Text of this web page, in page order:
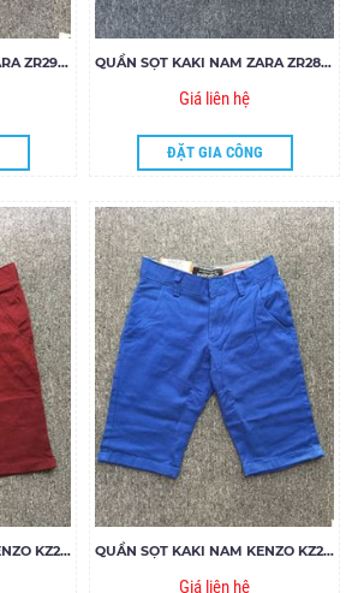
QUẦN SỌT KAKI NAM ZARA ZR29.85 QUẦN SỌT KAKI NAM ZARA ZR28.85
Giá liên hệ
ĐẶT GIA CÔNG
QUẦN SỌT KAKI NAM KENZO KZ27.85 QUẦN SỌT KAKI NAM KENZO KZ26.85
Giá liên hệ